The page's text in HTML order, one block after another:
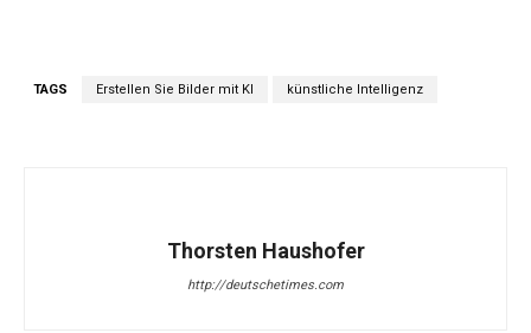
TAGS Erstellen Sie Bilder mit KI künstliche Intelligenz
Thorsten Haushofer
http://deutschetimes.com